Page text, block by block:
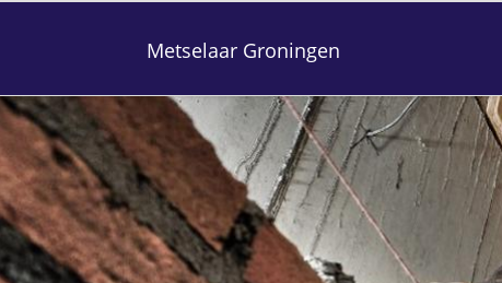
Metselaar Groningen